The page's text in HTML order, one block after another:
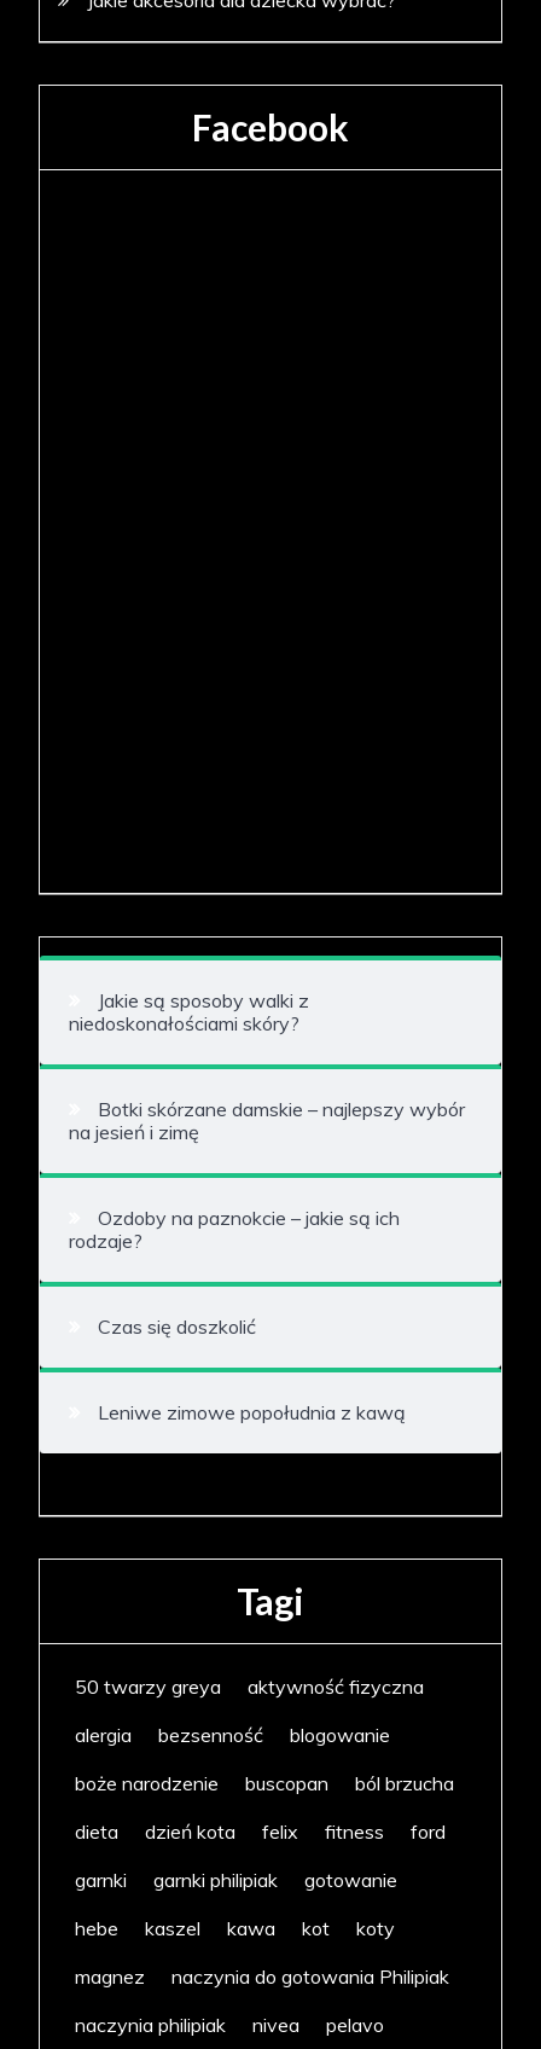
Facebook
Jakie są sposoby walki z
niedoskonałościami skóry?
Botki skórzane damskie – najlepszy wybór
na jesień i zimę
Ozdoby na paznokcie – jakie są ich
rodzaje?
Czas się doszkolić
Leniwe zimowe popołudnia z kawą
Tagi
50 twarzy greya
aktywność fizyczna
alergia
bezsenność
blogowanie
boże narodzenie
buscopan
ból brzucha
dieta
dzień kota felix fitness
ford
garnki
garnki philipiak
gotowanie
hebe
kaszel kawa kot
koty
magnez
naczynia do gotowania Philipiak
naczynia philipiak
nivea pelavo